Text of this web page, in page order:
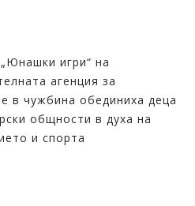
игри“ на
агенция за
в чужбина обединиха деца
общности в духа на
и спорта